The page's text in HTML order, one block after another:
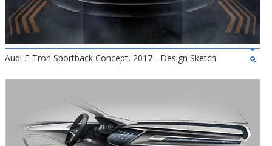
Audi E-Tron Sportback Concept, 2017 - Design Sketch